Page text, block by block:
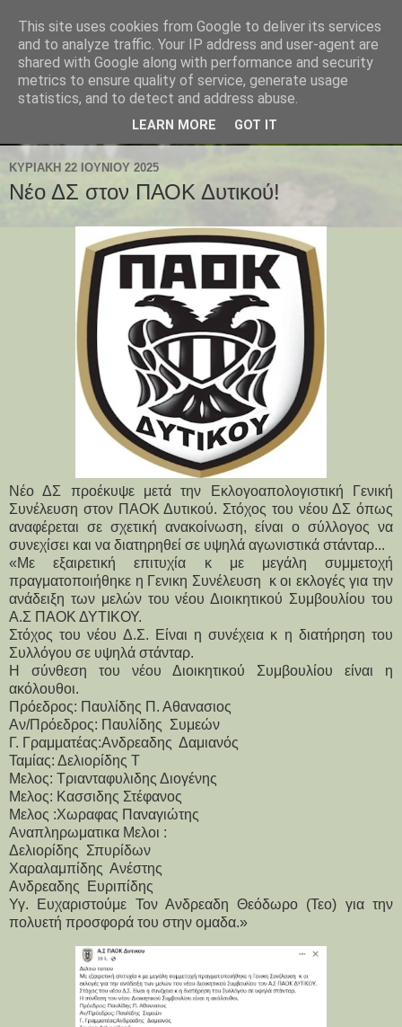
ΚΥΡΙΑΚΉ 22 ΙΟΥΝΊΟΥ 2025
Νέο ΔΣ στον ΠΑΟΚ Δυτικού!
Νέο ΔΣ προέκυψε μετά την Εκλογοαπολογιστική Γενική
Συνέλευση στον ΠΑΟΚ Δυτικού. Στόχος του νέου ΔΣ όπως
αναφέρεται σε σχετική ανακοίνωση, είναι ο σύλλογος να
συνεχίσει και να διατηρηθεί σε υψηλά αγωνιστικά στάνταρ...
«Με εξαιρετική επιτυχία κ με μεγάλη συμμετοχή
πραγματοποιήθηκε η Γενικη Συνέλευση  κ οι εκλογές για την
ανάδειξη των μελών του νέου Διοικητικού Συμβουλίου του
Α.Σ ΠΑΟΚ ΔΥΤΙΚΟΥ.
Στόχος του νέου Δ.Σ. Είναι η συνέχεια κ η διατήρηση του
Συλλόγου σε υψηλά στάνταρ.
Η σύνθεση του νέου Διοικητικού Συμβουλίου είναι η
ακόλουθοι.
Πρόεδρος: Παυλίδης Π. Αθανασιος
Αν/Πρόεδρος: Παυλίδης  Συμεών
Γ. Γραμματέας:Ανδρεαδης  Δαμιανός
Ταμίας: Δελιορίδης Τ
Μελος: Τριανταφυλιδης Διογένης
Μελος: Κασσιδης Στέφανος
Μελος :Χωραφας Παναγιώτης
Αναπληρωματικα Μελοι :
Δελιορίδης  Σπυρίδων
Χαραλαμπίδης  Ανέστης
Ανδρεαδης  Ευριπίδης
Υγ. Ευχαριστούμε Τον Ανδρεαδη Θεόδωρο (Τεο) για την
πολυετή προσφορά του στην ομαδα.»
This site uses cookies from Google to deliver its services
and to analyze traffic. Your IP address and user-agent are
shared with Google along with performance and security
metrics to ensure quality of service, generate usage
statistics, and to detect and address abuse.
LEARN MORE GOT IT